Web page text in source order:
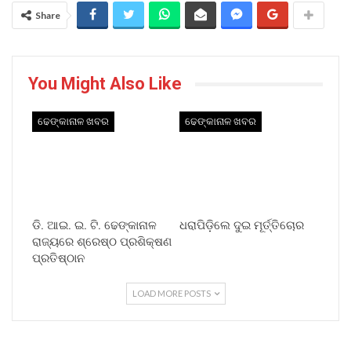
Share
You Might Also Like
ଢେଙ୍କାନାଳ ଖବର
ଡି. ଆଇ. ଇ. ଟି. ଢେଙ୍କାନାଳ
ରାଜ୍ୟରେ ଶ୍ରେଷ୍ଠ ପ୍ରଶିକ୍ଷଣ
ପ୍ରତିଷ୍ଠାନ
ଢେଙ୍କାନାଳ ଖବର
ଧରାପିଡ଼ିଲେ ଦୁଇ ମୂର୍ତ୍ତିଚୋର
LOAD MORE POSTS